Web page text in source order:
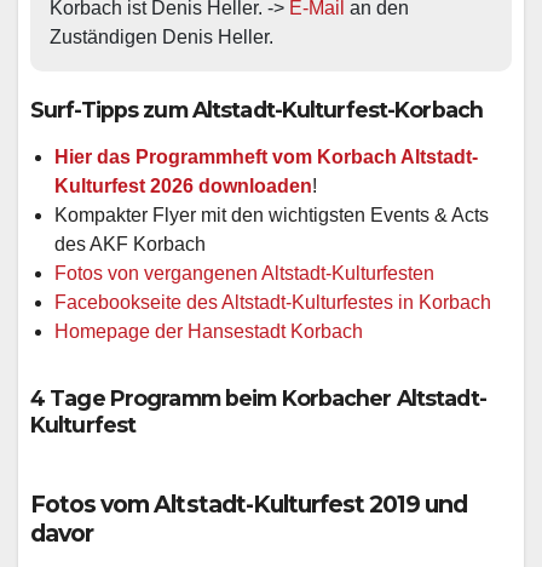
Korbach ist Denis Heller. -> E-Mail an den
Zuständigen Denis Heller.
Surf-Tipps zum Altstadt-Kulturfest-Korbach
Hier das Programmheft vom Korbach Altstadt-
Kulturfest 2026 downloaden!
Kompakter Flyer mit den wichtigsten Events & Acts
des AKF Korbach
Fotos von vergangenen Altstadt-Kulturfesten
Facebookseite des Altstadt-Kulturfestes in Korbach
Homepage der Hansestadt Korbach
4 Tage Programm beim Korbacher Altstadt-
Kulturfest
Fotos vom Altstadt-Kulturfest 2019 und
davor